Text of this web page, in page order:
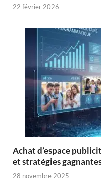
22 février 2026
Achat d’espace
et stratégies
28 novembre 2025